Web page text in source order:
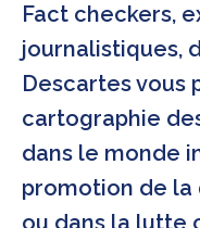
Fact checkers,
journalistiques,
Descartes vous
cartographie
dans le monde
promotion de
ou dans la lutte